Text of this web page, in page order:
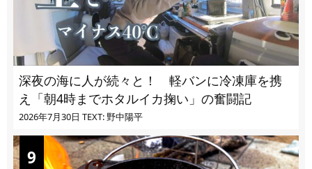
深夜の海に人が続々と！ 軽バンに冷凍庫を携
え「朝4時までホタルイカ掬い」の奮闘記
2026年7月30日 TEXT: 野中陽平